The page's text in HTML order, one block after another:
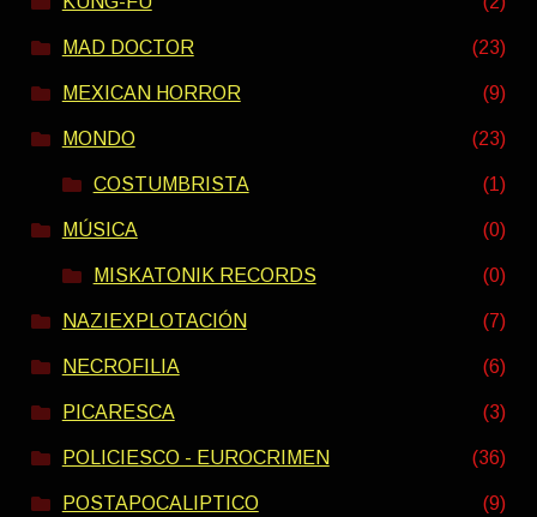
MAD DOCTOR (23)
MEXICAN HORROR (9)
MONDO (23)
COSTUMBRISTA (1)
MÚSICA (0)
MISKATONIK RECORDS (0)
NAZIEXPLOTACIÓN (7)
NECROFILIA (6)
PICARESCA (3)
POLICIESCO - EUROCRIMEN (36)
POSTAPOCALIPTICO (9)